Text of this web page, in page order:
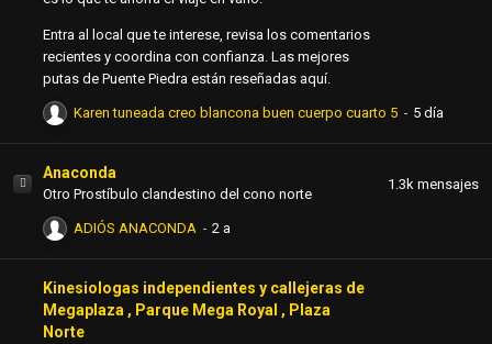
Entra al local que te interese, revisa los comentarios
recientes y coordina con confianza. Las mejores
putas de Puente Piedra están reseñadas aquí.
Karen tuneada creo blancona buen cuerpo cuarto 5
Anaconda
Otro Prostíbulo clandestino del cono norte
1.3k mensajes
ADIÓS ANACONDA
Kinesiologas independientes y callejeras de
Megaplaza , Parque Mega Royal , Plaza
Norte